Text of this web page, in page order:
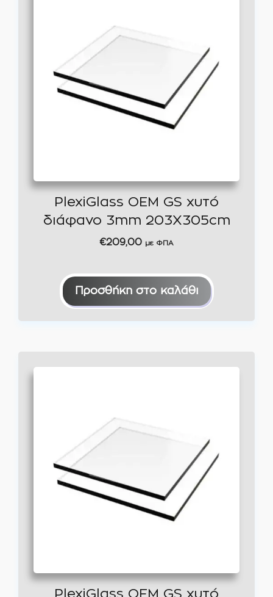
PlexiGlass OEM GS χυτό
διάφανο 3mm 203X305cm
€209,00 με ΦΠΑ
Προσθήκη στο καλάθι
PlexiGlass OEM GS χυτό